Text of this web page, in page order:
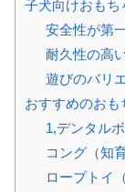
子犬向けおもち
安全性が第
耐久性の高
遊びのバリ
おすすめのおも
1,デンタル
コング（知
ロープトイ